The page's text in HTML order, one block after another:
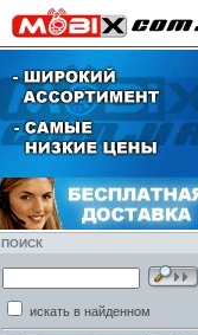
ПОИСК
искать в найденном